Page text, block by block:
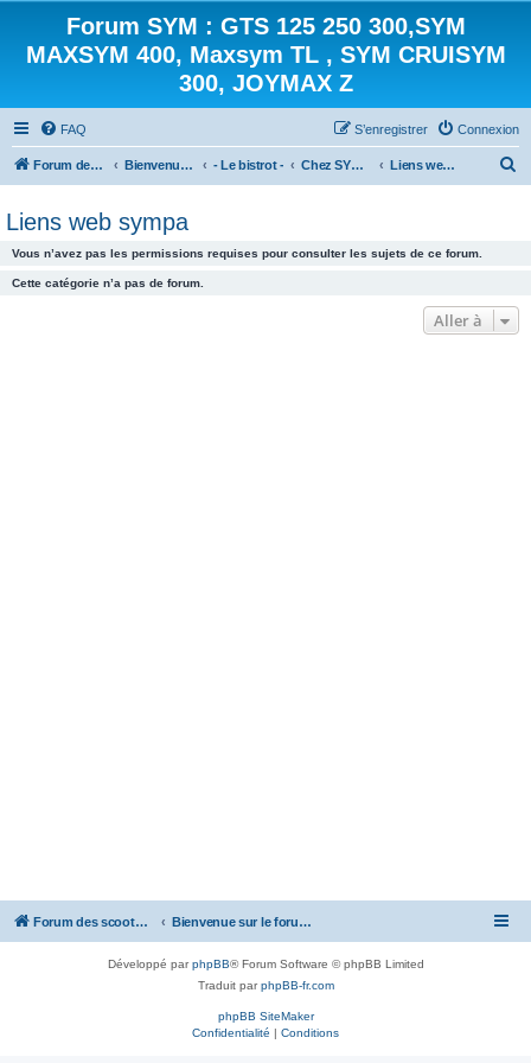
Forum SYM : GTS 125 250 300,SYM
MAXSYM 400, Maxsym TL , SYM CRUISYM
300, JOYMAX Z
FAQ Connexion
S’enregistrer
Forum des scooters SYM - GTS -MAXSYM - CRUISYM - JOYMAX - Maxsym TL Bienvenue sur le forum des scooters de la gamme SYM - Le bistrot - Chez SYMone Liens web sympa
r
c
Liens web sympa
Vous n’avez pas les permissions requises pour consulter les sujets de ce forum.
Cette catégorie n’a pas de forum.
Aller à
Forum des scooters SYM - GTS -MAXSYM - CRUISYM - JOYMAX - Maxsym TL Bienvenue sur le forum des scooters de la gamme SYM
Développé parphpBB® Forum Software © phpBB Limited
Traduit parphpBB-fr.com
phpBB SiteMaker
Confidentialité | Conditions